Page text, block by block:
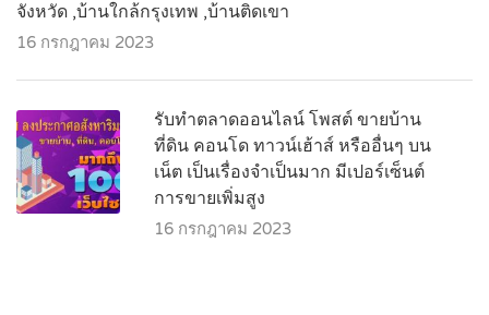
จังหวัด ,บ้านใกล้กรุงเทพ ,บ้านติดเขา
16 กรกฎาคม 2023
รับทำตลาดออนไลน์ โพสต์ ขายบ้าน
ที่ดิน คอนโด ทาวน์เฮ้าส์ หรืออื่นๆ บน
เน็ต เป็นเรื่องจำเป็นมาก มีเปอร์เซ็นต์
การขายเพิ่มสูง
16 กรกฎาคม 2023